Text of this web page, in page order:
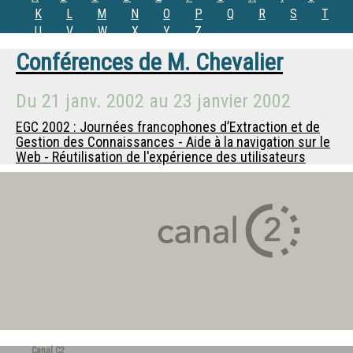
K
L M N O P Q R S
T
U
V W X Y Z
Conférences de M. Chevalier
Du 21 janv. 2002 au 23 janvier 2002
EGC 2002 : Journées francophones d’Extraction et de
Gestion des Connaissances - Aide à la navigation sur le
Web - Réutilisation de l'expérience des utilisateurs
Canal C2